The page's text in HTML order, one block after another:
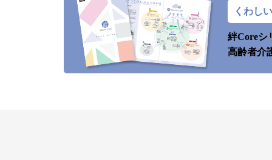
くわし
絆Coreシ
高齢者介